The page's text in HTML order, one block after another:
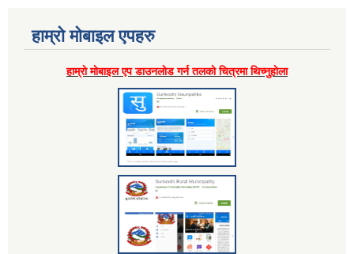
हाम्राे माेबाइल एपहरु
हाम्राे माेबाइल एप डाउनलाेड गर्न तलकाे चित्रमा थिच्नुहाेला